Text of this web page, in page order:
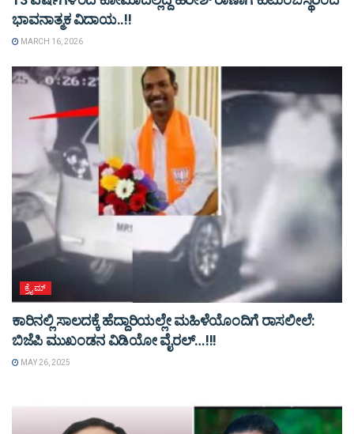
ಭಾವನಾತ್ಮಕ ವಿದಾಯ..!!
MARCH 16, 2026
ಕ್ರೈಮ್
ಕಾರಿನಲ್ಲಿ ಸಾಲದಕ್ಕೆ ಹೆದ್ದಾರಿಯಲ್ಲೇ ಮಹಿಳೆಯೊಂದಿಗೆ ರಾಸಲೀಲೆ:
ಬಿಜೆಪಿ ಮುಖಂಡನ ವಿಡಿಯೋ ವೈರಲ್…!!!
MAY 26, 2025